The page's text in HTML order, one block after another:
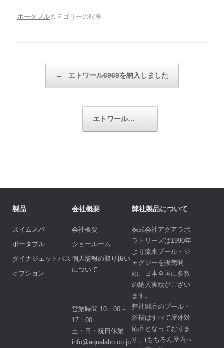
ポータブルカテゴリーの記事
投稿ナビゲーション
← エトワール6969を納入しました
エトワール… →
製品
スイムスパ
ポータブル
ダイナジェットバス
オプション
会社概要
会社概要
ショールーム
個人情報の取り扱い
について
営業時間 10：00～
17：00
土・日・祝日休業
info@aqualabo.co.jp
弊社製品について
株式会社アクアラボ
ラトリーズは1990年
より流水プール・ジ
ャグジーを販売開
始、日本全国に多数
の納入実績がござい
ます。
弊社製品のプール・
浴槽はすべて屋外対
応品となっておりま
す。(もちろん屋内へ